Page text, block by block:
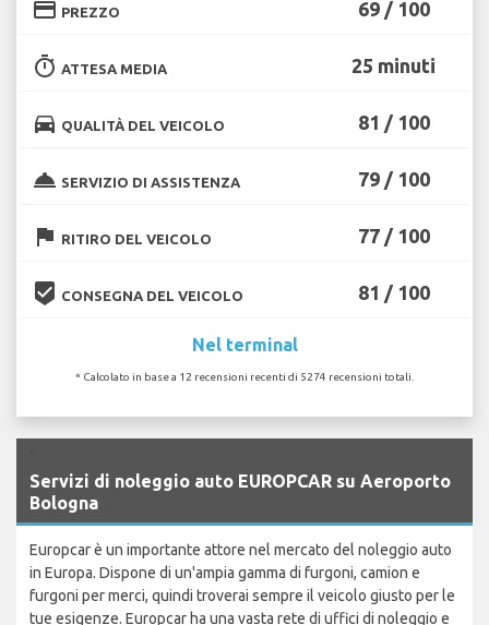
credit_card PREZZO 69 / 100
timer ATTESA MEDIA 25 minuti
directions_car QUALITÀ DEL VEICOLO 81 / 100
room_service SERVIZIO DI ASSISTENZA 79 / 100
flag RITIRO DEL VEICOLO 77 / 100
beenhere CONSEGNA DEL VEICOLO 81 / 100
Nel terminal
* Calcolato in base a 12 recensioni recenti di 5274 recensioni totali.
Servizi di noleggio auto EUROPCAR su Aeroporto
Bologna
Europcar è un importante attore nel mercato del noleggio auto
in Europa. Dispone di un'ampia gamma di furgoni, camion e
furgoni per merci, quindi troverai sempre il veicolo giusto per le
tue esigenze. Europcar ha una vasta rete di uffici di noleggio e